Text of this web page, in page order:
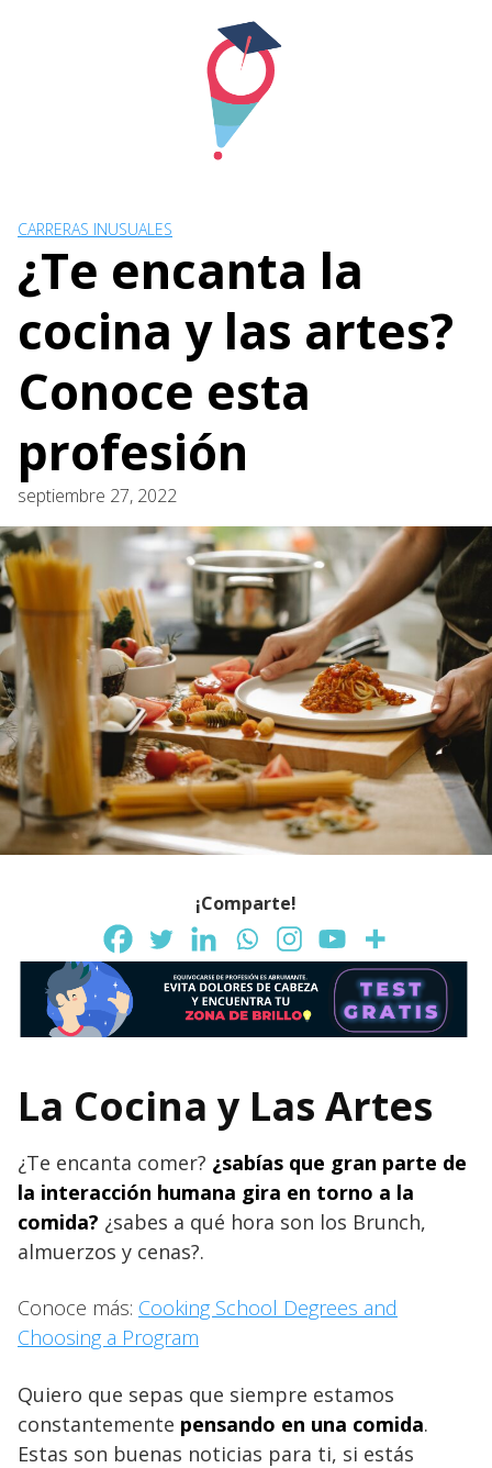
CARRERAS INUSUALES
¿Te encanta la
cocina y las artes?
Conoce esta
profesión
septiembre 27, 2022
¡Comparte!
La Cocina y Las Artes
¿Te encanta comer? ¿sabías que gran parte de
la interacción humana gira en torno a la
comida? ¿sabes a qué hora son los Brunch,
almuerzos y cenas?.
Conoce más: Cooking School Degrees and
Choosing a Program
Quiero que sepas que siempre estamos
constantemente pensando en una comida.
Estas son buenas noticias para ti, si estás